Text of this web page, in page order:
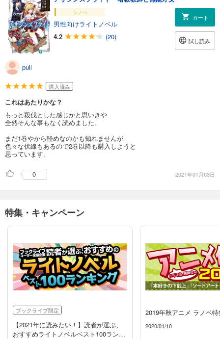
ラノベ
男性向けライトノベル
4.2
(20)
カート
試し読み
pull
購入済み
これはあたりかな？
もっと殺伐とした感じかと思いきや
全然そんな事もなく読めました。
まだ1巻やから軽めなのかも知れませんが
色々な伏線もあるので2巻以降も購入しようと
思っています。
0 2021年01月03日
特集・キャンペーン
ブックライブ限定
【2021年に読みたい！】読者が選ぶ、
おすすめライトノベルベスト100ランキ
2019年秋アニメ ラノベ
2020/01/10